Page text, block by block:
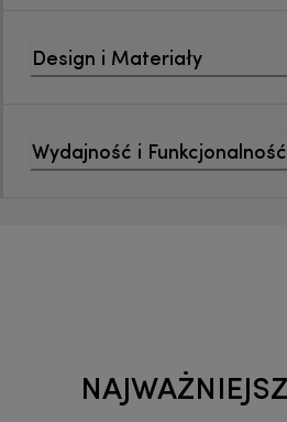
Design i Materiały
Wydajność i Funkcjonalność